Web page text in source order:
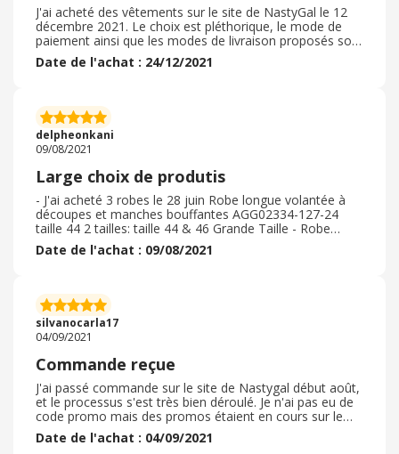
J'ai acheté des vêtements sur le site de NastyGal le 12
décembre 2021. Le choix est pléthorique, le mode de
paiement ainsi que les modes de livraison proposés sont
importants. LE retrait de la commande s'est déroulé
sans encombre et la modèle correspondait bien à celui
tout était ok. Je n'ai pas eu besoin de retourner la
commande ni de me faire rembourser mon achat. Je
recommande cette enseigne.
Date de l'achat : 24/12/2021
delpheonkani
09/08/2021
Large choix de produtis
- J'ai acheté 3 robes le 28 juin Robe longue volantée à
découpes et manches bouffantes AGG02334-127-24
taille 44 2 tailles: taille 44 & 46 Grande Taille - Robe
portefeuille à imprimé fleuri C'est tellement flore entre
nous AGG42465-146-51 - Le processus de ma
n'a pas été respecté en 72h - L'emballage était correct -
Les articles achetés n'étaient pas confirmes. La qualité
était au niveau de ce que je pensais - Oui j'ai eu besoin
de retourner ma commande. Les frais de retours étaient
gratuits
Date de l'achat : 09/08/2021
silvanocarla17
04/09/2021
Commande reçue
J'ai passé commande sur le site de Nastygal début août,
et le processus s'est très bien déroulé. Je n'ai pas eu de
code promo mais des promos étaient en cours sur le
site directement. Le délais de livraison a été un peu plus
long qu'annoncé, mais tout de même raisonnable. J'ai
Date de l'achat : 04/09/2021